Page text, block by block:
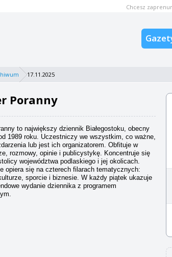
Chcesz
17.11.2025
Poranny
to największy dziennik Białegostoku, obecny
1989 roku. Uczestniczy we wszystkim, co ważne,
lub jest ich organizatorem. Obfituje w
rozmowy, opinie i publicystykę. Koncentruje się
województwa podlaskiego i jej okolicach.
opiera się na czterech filarach tematycznych:
sporcie i biznesie. W każdy piątek ukazuje
wydanie dziennika z programem